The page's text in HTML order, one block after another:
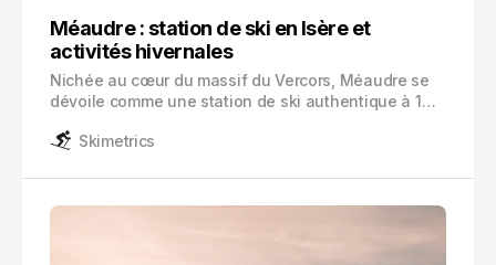
Méaudre : station de ski en Isère et
activités hivernales
Nichée au cœur du massif du Vercors, Méaudre se
dévoile comme une station de ski authentique à 1
devenue partie intégrante d’Autrans-Méaudre-en-
naturel préservé.
Skimetrics